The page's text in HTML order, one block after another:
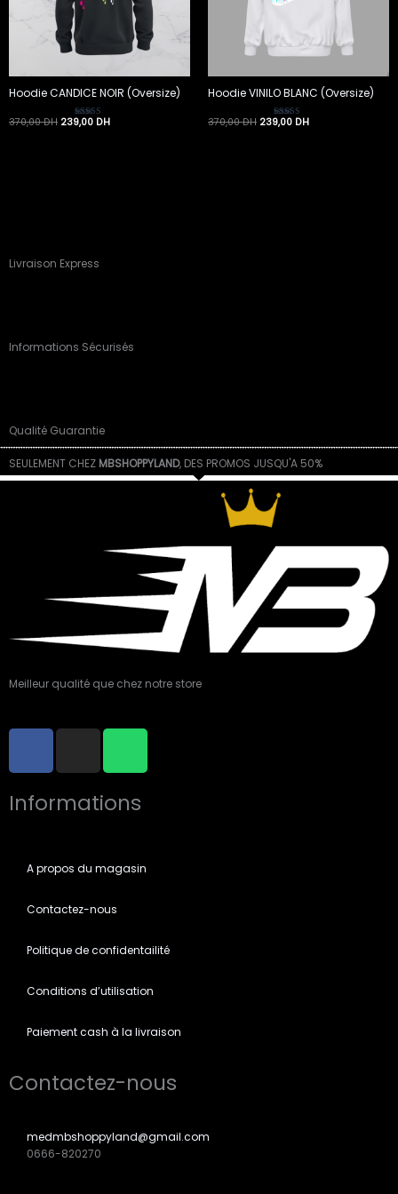
Hoodie CANDICE NOIR (Oversize)
Note
370,00DH 239,00 DH
Hoodie VINILO BLANC (Oversize)
Note
370,00DH 239,00 DH
Livraison Express
Informations Sécurisés
Qualité Guarantie
SEULEMENT CHEZ MBSHOPPYLAND, DES PROMOS JUSQU'A 50%
Meilleur qualité que chez notre store
F
c
e
o
I
s
t
r
m
W
a
t
p
Informations
A propos du magasin
Contactez-nous
Politique de confidentailité
Conditions d’utilisation
Paiement cash à la livraison
Contactez-nous
medmbshoppyland@gmail.com
0666-820270